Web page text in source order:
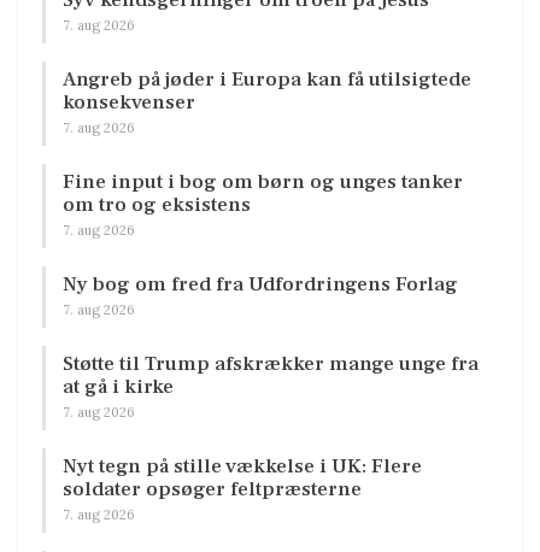
7. aug 2026
Angreb på jøder i Europa kan få utilsigtede
konsekvenser
7. aug 2026
Fine input i bog om børn og unges tanker
om tro og eksistens
7. aug 2026
Ny bog om fred fra Udfordringens Forlag
7. aug 2026
Støtte til Trump afskrækker mange unge fra
at gå i kirke
7. aug 2026
Nyt tegn på stille vækkelse i UK: Flere
soldater opsøger feltpræsterne
7. aug 2026